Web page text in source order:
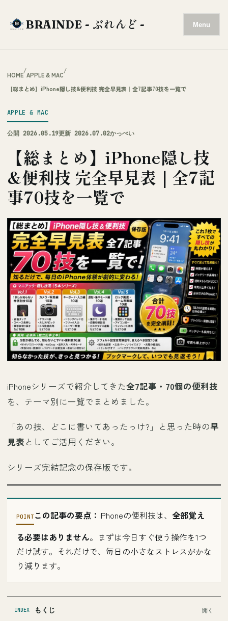
BRAINDE - ぶれんど - Menu
HOME
/
APPLE & MAC
/
【総まとめ】iPhone隠し技&便利技 完全早見表｜全7記事70技を一覧で
APPLE & MAC
公開 2026.05.19更新 2026.07.02かっぺい
【総まとめ】iPhone隠し技
&便利技 完全早見表｜全7記
事70技を一覧で
iPhoneシリーズで紹介してきた全7記事・70個の便利技
を、テーマ別に一覧でまとめました。
「あの技、どこに書いてあったっけ?」と思った時の早
見表 としてご活用ください。
シリーズ完結記念の保存版です。
この記事の要点： iPhoneの便利技は、 全部覚え
る必要はありません。まずは今日すぐ使う操作を1つ
だけ試す。それだけで、毎日の小さなストレスがかな
り減ります。
INDEX もくじ